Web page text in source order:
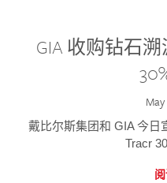
GIA 收购钻石
戴比尔斯集团和 GIA 今日
Tracr